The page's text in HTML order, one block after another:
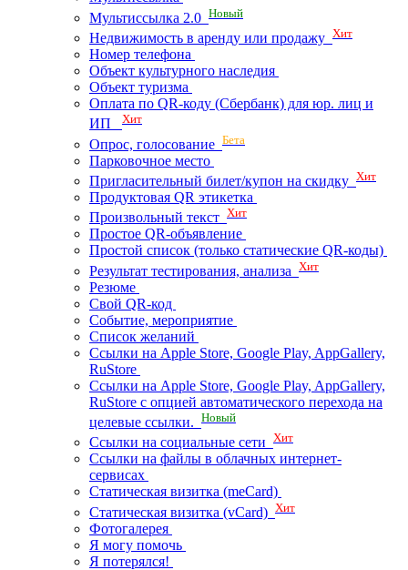
Мультиссылка 2.0 Новый
Недвижимость в аренду или продажу Хит
Номер телефона
Объект культурного наследия
Объект туризма
Оплата по QR-коду (Сбербанк) для юр. лиц и
ИП Хит
Опрос, голосование Бета
Парковочное место
Пригласительный билет/купон на скидку Хит
Продуктовая QR этикетка
Произвольный текст Хит
Простое QR-объявление
Простой список (только статические QR-коды)
Результат тестирования, анализа Хит
Резюме
Свой QR-код
Событие, мероприятие
Список желаний
Ссылки на Apple Store, Google Play, AppGallery,
RuStore
Ссылки на Apple Store, Google Play, AppGallery,
RuStore с опцией автоматического перехода на
целевые ссылки. Новый
Ссылки на социальные сети Хит
Ссылки на файлы в облачных интернет-
сервисах
Статическая визитка (meCard)
Статическая визитка (vCard) Хит
Фотогалерея
Я могу помочь
Я потерялся!